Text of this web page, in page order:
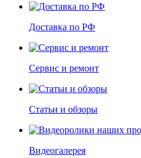
Доставка по РФ
Сервис и ремонт
Статьи и обзоры
Видеогалерея